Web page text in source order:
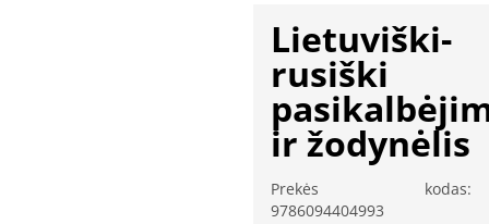
Lietuviški-
rusiški
ir žodynėlis
Prekės kodas:
9786094404993